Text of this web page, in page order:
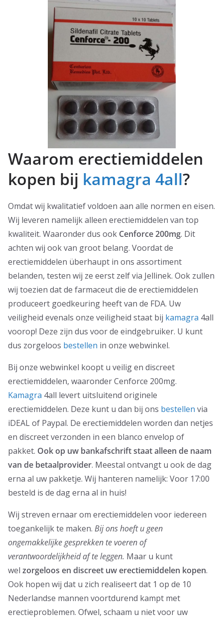
Waarom erectiemiddelen
kopen bij kamagra 4all?
Omdat wij kwalitatief voldoen aan alle normen en eisen.
Wij leveren namelijk alleen erectiemiddelen van top
kwaliteit. Waaronder dus ook Cenforce 200mg. Dit
achten wij ook van groot belang. Voordat de
erectiemiddelen überhaupt in ons assortiment
belanden, testen wij ze eerst zelf via Jellinek. Ook zullen
wij toezien dat de farmaceut die de erectiemiddelen
produceert goedkeuring heeft van de FDA. Uw
veiligheid evenals onze veiligheid staat bij kamagra 4all
voorop! Deze zijn dus voor de eindgebruiker. U kunt
dus zorgeloos bestellen in onze webwinkel.
Bij onze webwinkel koopt u veilig en discreet
erectiemiddelen, waaronder Cenforce 200mg.
Kamagra 4all levert uitsluitend originele
erectiemiddelen. Deze kunt u dan bij ons bestellen via
iDEAL of Paypal. De erectiemiddelen worden dan netjes
en discreet verzonden in een blanco envelop of
pakket. Ook op uw bankafschrift staat alleen de naam
van de betaalprovider. Meestal ontvangt u ook de dag
erna al uw pakketje. Wij hanteren namelijk: Voor 17:00
besteld is de dag erna al in huis!
Wij streven ernaar om erectiemiddelen voor iedereen
toegankelijk te maken. Bij ons hoeft u geen
ongemakkelijke gesprekken te voeren of
verantwoordelijkheid af te leggen. Maar u kunt
wel zorgeloos en discreet uw erectiemiddelen kopen.
Ook hopen wij dat u zich realiseert dat 1 op de 10
Nederlandse mannen voortdurend kampt met
erectieproblemen. Ofwel, schaam u niet voor uw